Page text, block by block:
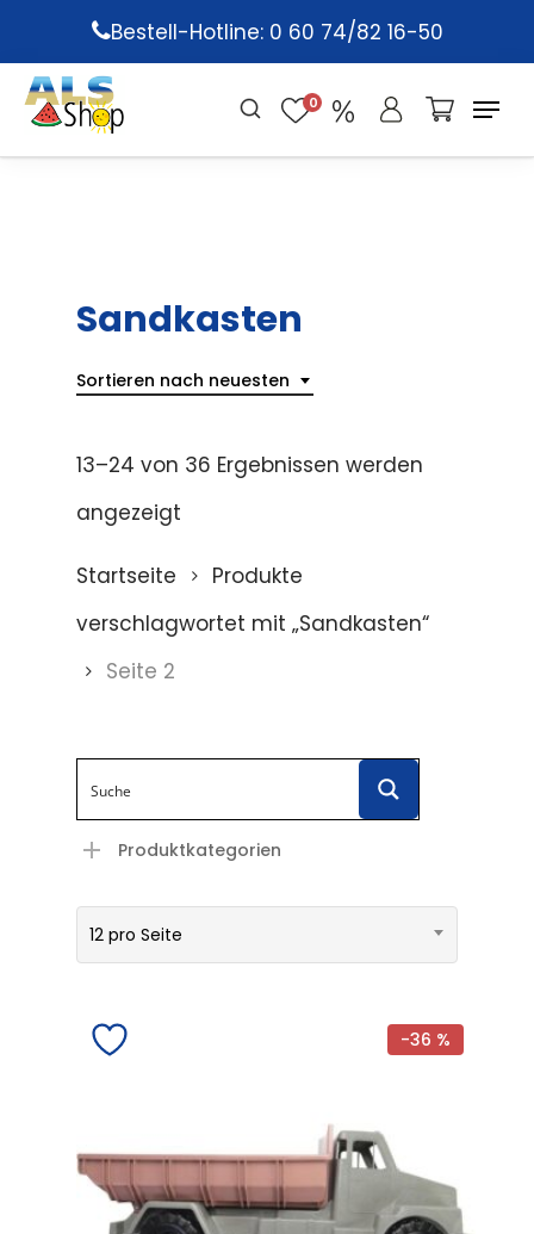
main
content
Bestell-Hotline: 0 60 74/82 16-50
0
Sandkasten
Sortieren nach neuesten
13–24 von 36 Ergebnissen werden
angezeigt
Startseite
Produkte
verschlagwortet mit „Sandkasten“
Seite 2
Produktkategorien
12 pro Seite
-36 %